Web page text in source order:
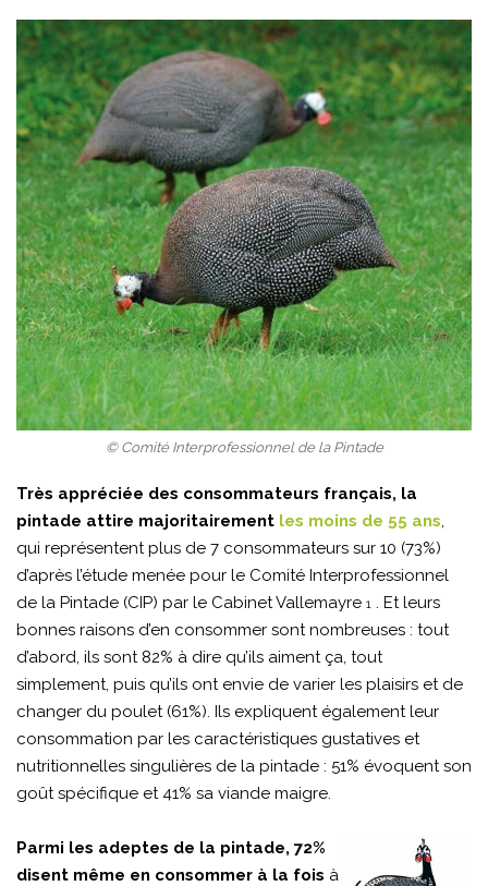
© Comité Interprofessionnel de la Pintade
Très appréciée des consommateurs français, la
pintade attire majoritairement les moins de 55 ans
qui représentent plus de 7 consommateurs sur 10 (73%)
d’après l’étude menée pour le Comité Interprofessionnel
de la Pintade (CIP) par le Cabinet Vallemayre 1
. Et leurs
bonnes raisons d’en consommer sont nombreuses : tout
d’abord, ils sont 82% à dire qu’ils aiment ça, tout
simplement, puis qu’ils ont envie de varier les plaisirs et de
changer du poulet (61%). Ils expliquent également leur
consommation par les caractéristiques gustatives et
nutritionnelles singulières de la pintade : 51% évoquent son
goût spécifique et 41% sa viande maigre.
Parmi les adeptes de la pintade, 72%
disent même en consommer à la fois à